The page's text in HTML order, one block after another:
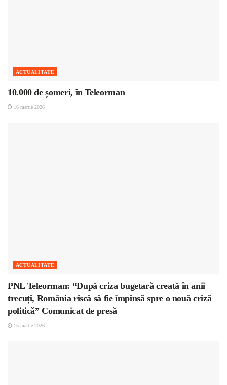
ACTUALITATE
10.000 de șomeri, în Teleorman
16 martie 2026
ACTUALITATE
PNL Teleorman: “După criza bugetară creată în anii
trecuți, România riscă să fie împinsă spre o nouă criză
politică” Comunicat de presă
15 martie 2026